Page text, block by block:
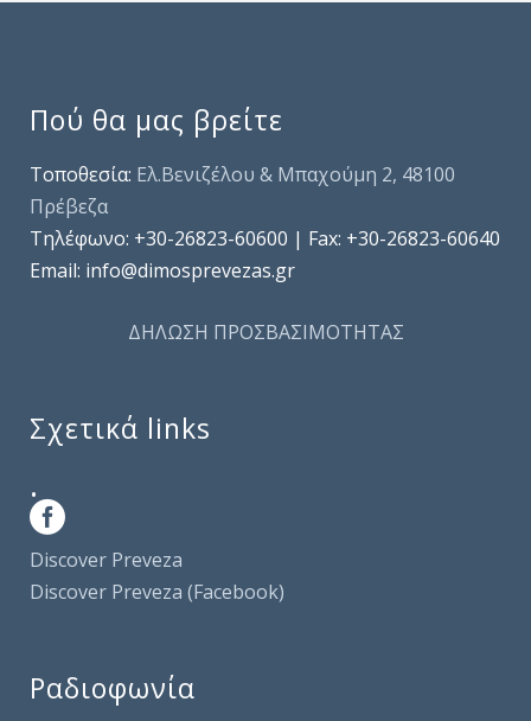
Πού θα μας βρείτε
Τοποθεσία: Ελ.Βενιζέλου & Μπαχούμη 2, 48100
Πρέβεζα
Τηλέφωνo: +30-26823-60600 | Fax: +30-26823-60640
Email: info@dimosprevezas.gr
ΔΗΛΩΣΗ ΠΡΟΣΒΑΣΙΜΟΤΗΤΑΣ
Σχετικά links
.
Discover Preveza
Discover Preveza (Facebook)
Ραδιοφωνία